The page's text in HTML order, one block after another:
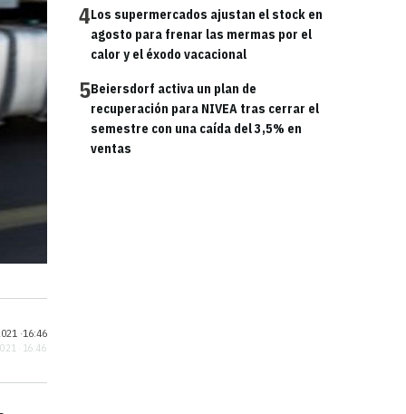
4Los supermercados ajustan el stock en
agosto para frenar las mermas por el
calor y el éxodo vacacional
5Beiersdorf activa un plan de
recuperación para NIVEA tras cerrar el
semestre con una caída del 3,5% en
ventas
·16:46
· 16:46